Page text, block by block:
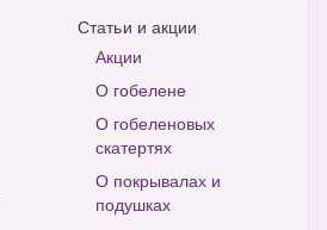
Статьи и акции
Акции
О гобелене
О гобеленовых
скатертях
О покрывалах и
подушках